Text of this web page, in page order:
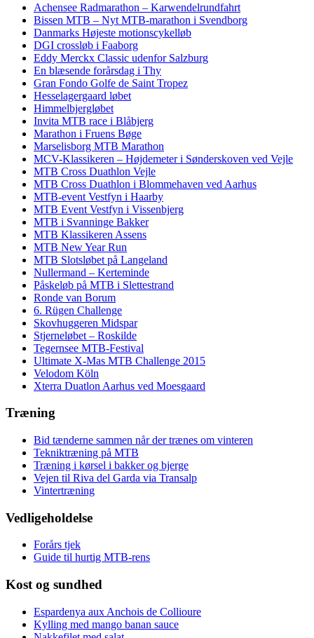
Achensee Radmarathon – Karwendelrundfahrt
Bissen MTB – Nyt MTB-marathon i Svendborg
Danmarks Højeste motionscykelløb
DGI crossløb i Faaborg
Eddy Merckx Classic udenfor Salzburg
En blæsende forårsdag i Thy
Gran Fondo Golfe de Saint Tropez
Hesselagergaard løbet
Himmelbjergløbet
Invita MTB race i Blåbjerg
Marathon i Fruens Bøge
Marselisborg MTB Marathon
MCV-Klassikeren – Højdemeter i Sønderskoven ved Vejle
MTB Cross Duathlon Vejle
MTB Cross Duathlon i Blommehaven ved Aarhus
MTB-event Vestfyn i Haarby
MTB Event Vestfyn i Vissenbjerg
MTB i Svanninge Bakker
MTB Klassikeren Assens
MTB New Year Run
MTB Slotsløbet på Langeland
Nullermand – Kerteminde
Påskeløb på MTB i Slettestrand
Ronde van Borum
6. Rügen Challenge
Skovhuggeren Midspar
Stjerneløbet – Roskilde
Tegernsee MTB-Festival
Ultimate X-Mas MTB Challenge 2015
Velodom Köln
Xterra Duatlon Aarhus ved Moesgaard
Træning
Bid tænderne sammen når der trænes om vinteren
Tekniktræning på MTB
Træning i kørsel i bakker og bjerge
Vejen til Riva del Garda via Transalp
Vintertræning
Vedligeholdelse
Forårs tjek
Guide til hurtig MTB-rens
Kost og sundhed
Espardenya aux Anchois de Collioure
Kylling med mango banan sauce